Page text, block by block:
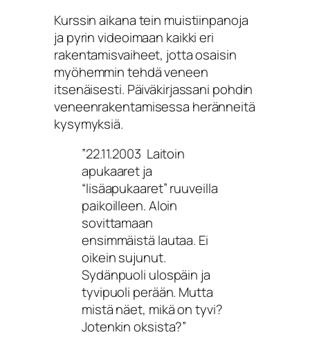
Kurssin aikana tein muistiinpanoja
ja pyrin videoimaan kaikki eri
rakentamisvaiheet, jotta osaisin
myöhemmin tehdä veneen
itsenäisesti. Päiväkirjassani pohdin
veneenrakentamisessa heränneitä
kysymyksiä.
”22.11.2003 Laitoin
apukaaret ja
“lisäapukaaret” ruuveilla
paikoilleen. Aloin
sovittamaan
ensimmäistä lautaa. Ei
oikein sujunut.
Sydänpuoli ulospäin ja
tyvipuoli perään. Mutta
mistä näet, mikä on tyvi?
Jotenkin oksista?”